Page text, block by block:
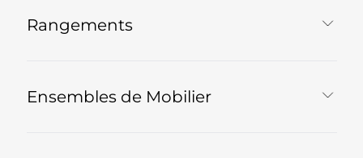
Rangements
Ensembles de Mobilier